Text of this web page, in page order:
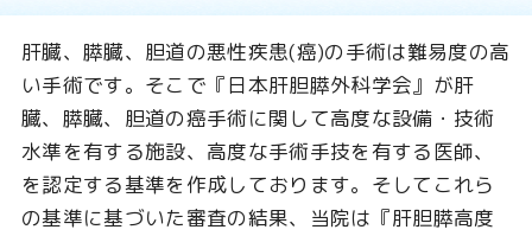
肝臓、膵臓、胆道の悪性疾患(癌)の手術は難易度の高
い手術です。そこで『日本肝胆膵外科学会』が肝
臓、膵臓、胆道の癌手術に関して高度な設備・技術
水準を有する施設、高度な手術手技を有する医師、
を認定する基準を作成しております。そしてこれら
の基準に基づいた審査の結果、当院は『肝胆膵高度